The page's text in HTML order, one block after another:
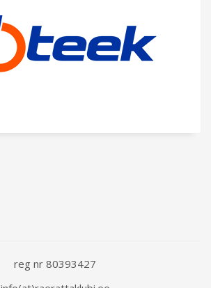
reg nr 80393427